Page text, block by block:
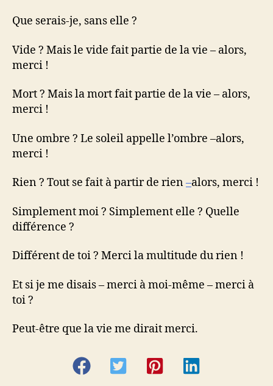
Que serais-je, sans elle ?
Vide ? Mais le vide fait partie de la vie – alors,
merci !
Mort ? Mais la mort fait partie de la vie – alors,
merci !
Une ombre ? Le soleil appelle l’ombre –alors,
merci !
Rien ? Tout se fait à partir de rien–alors, merci !
Simplement moi ? Simplement elle ? Quelle
différence ?
Différent de toi ? Merci la multitude du rien !
Et si je me disais – merci à moi-même – merci à
toi ?
Peut-être que la vie me dirait merci.